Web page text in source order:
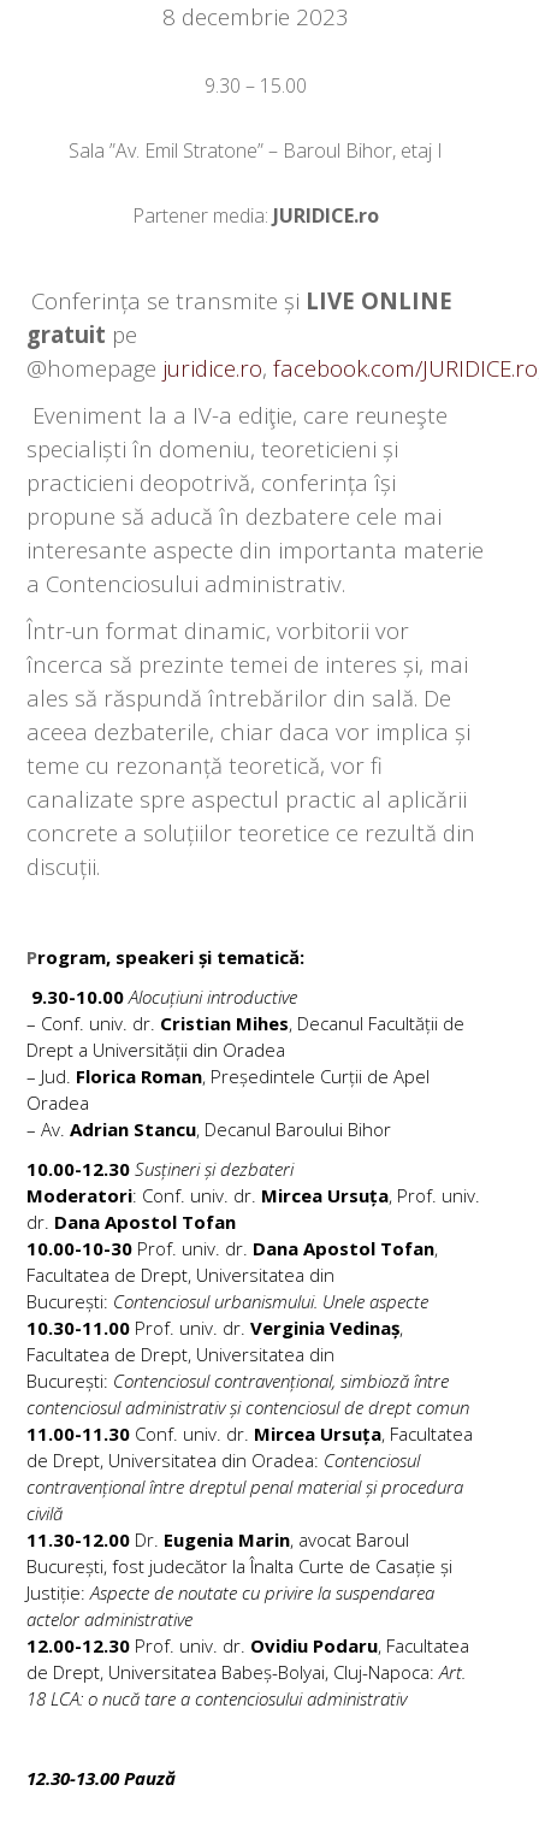
8 decembrie 2023
9.30 – 15.00
Sala ”Av. Emil Stratone” – Baroul Bihor, etaj I
Partener media: JURIDICE.ro
Conferința se transmite și LIVE ONLINE
gratuit pe
@homepage juridice.ro, facebook.com/JURIDICE.ro
Eveniment la a IV-a ediţie, care reuneşte
specialiști în domeniu, teoreticieni și
practicieni deopotrivă, conferința își
propune să aducă în dezbatere cele mai
interesante aspecte din importanta materie
a Contenciosului administrativ.
Într-un format dinamic, vorbitorii vor
încerca să prezinte temei de interes și, mai
ales să răspundă întrebărilor din sală. De
aceea dezbaterile, chiar daca vor implica și
teme cu rezonanță teoretică, vor fi
canalizate spre aspectul practic al aplicării
concrete a soluțiilor teoretice ce rezultă din
discuții.
Program, speakeri și tematică:
9.30-10.00Alocuțiuni introductive
– Conf. univ. dr. Cristian Mihes, Decanul Facultății de
Drept a Universității din Oradea
– Jud. Florica Roman, Președintele Curții de Apel
Oradea
– Av. Adrian Stancu, Decanul Baroului Bihor
10.00-12.30 Susțineri și dezbateri
Moderatori: Conf. univ. dr. Mircea Ursuța, Prof. univ.
dr. Dana Apostol Tofan
10.00-10-30 Prof. univ. dr. Dana Apostol Tofan,
Facultatea de Drept, Universitatea din
București: Contenciosul urbanismului. Unele aspecte
10.30-11.00 Prof. univ. dr. Verginia Vedinaș,
Facultatea de Drept, Universitatea din
București: Contenciosul contravențional, simbioză între
contenciosul administrativ și contenciosul de drept comun
11.00-11.30 Conf. univ. dr. Mircea Ursuța, Facultatea
de Drept, Universitatea din Oradea: Contenciosul
contravențional între dreptul penal material și procedura
civilă
11.30-12.00 Dr. Eugenia Marin, avocat Baroul
București, fost judecător la Înalta Curte de Casație și
Justiție:Aspecte de noutate cu privire la suspendarea
actelor administrative
12.00-12.30 Prof. univ. dr. Ovidiu Podaru, Facultatea
de Drept, Universitatea Babeș-Bolyai, Cluj-Napoca:Art.
18 LCA: o nucă tare a contenciosului administrativ
12.30-13.00 Pauză